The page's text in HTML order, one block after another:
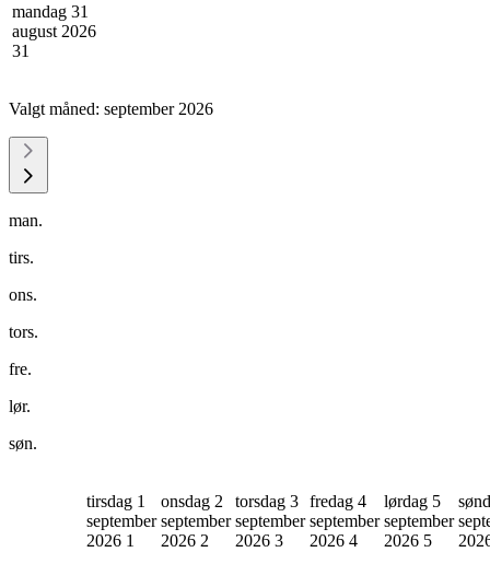
mandag 31
august 2026
31
Valgt måned: september 2026
man.
tirs.
ons.
tors.
fre.
lør.
søn.
tirsdag 1
september
2026 1
onsdag 2
september
2026 2
torsdag 3
september
2026 3
fredag 4
september
2026 4
lørdag 5
september
2026 5